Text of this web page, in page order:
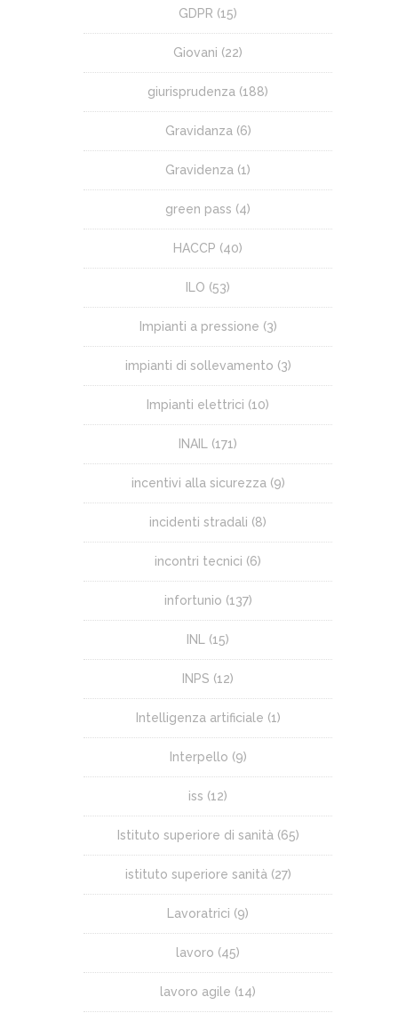
GDPR (15)
Giovani (22)
giurisprudenza (188)
Gravidanza (6)
Gravidenza (1)
green pass (4)
HACCP (40)
ILO (53)
Impianti a pressione (3)
impianti di sollevamento (3)
Impianti elettrici (10)
INAIL (171)
incentivi alla sicurezza (9)
incidenti stradali (8)
incontri tecnici (6)
infortunio (137)
INL (15)
INPS (12)
Intelligenza artificiale (1)
Interpello (9)
iss (12)
Istituto superiore di sanità (65)
istituto superiore sanità (27)
Lavoratrici (9)
lavoro (45)
lavoro agile (14)